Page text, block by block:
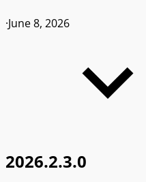
·June 8, 2026
2026.2.3.0